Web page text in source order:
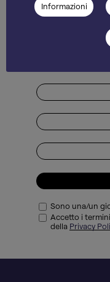
Sono una/un
Accetto i
della Privacy
Informazioni